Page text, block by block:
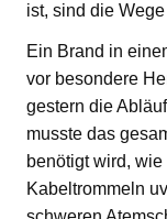
ist, sind die
Ein Brand in
vor besondere
gestern die
musste das
benötigt wird,
Kabeltrommeln